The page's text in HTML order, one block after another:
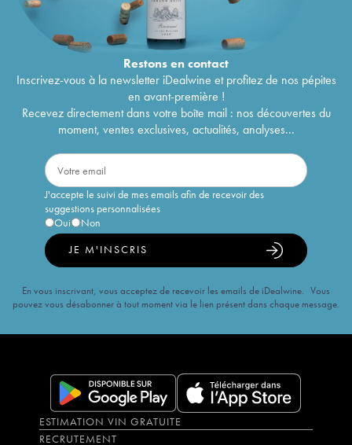
Restons encontact
Inscrivez-vous à la newsletter iDealwine et profitez de nos pépites
en avant-première !
Recevez directement dans votre boîte mail : nos découvertes du
moment, ventes exclusives, actualités, analyses...
J'accepte le suivi de mes emails afin de recevoir des
suggestions personnalisées
Oui
Non
JE M'INSCRIS
En vous inscrivant, vous acceptez de recevoir les emails de iDealwine. Vous
pouvez vous désabonner à tout moment via le lien présent dans chaque message.
ESTIMATION VIN GRATUITE
RECRUTEMENT